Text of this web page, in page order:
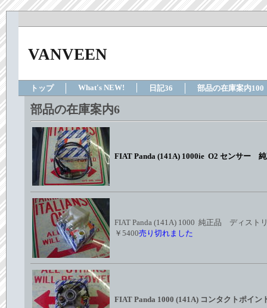
VANVEEN
トップ What's NEW! 日記36 部品の在庫案内100
部品の在庫案内6
FIAT Panda (141A) 1000ie O2 センサ
FIAT Panda (141A) 1000 純正品 ディス
￥5400売り切れました
FIAT Panda 1000 (141A) コンタクトポ